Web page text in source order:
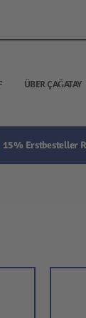
ÜBER ÇAĞATAY
15% Erstbesteller